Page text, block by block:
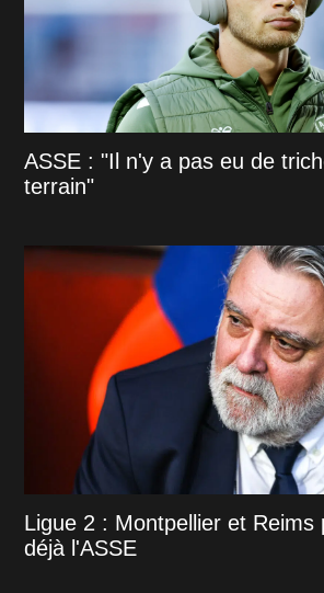
ASSE : "Il n'y a pas eu de
terrain"
Ligue 2 : Montpellier et Reims
déjà l'ASSE